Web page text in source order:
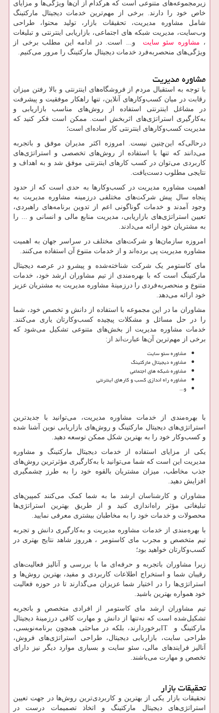
زیرمجموعه‌های متنوعی است که هرکدام از آن‌ها ویژگی‌ها و مزایای
خاص خود را دارند. برخی از مهم‌ترین خدمات دیجیتال مارکتینگ
شامل مشاوره مدیریت، تحقیقات بازار، تولید محتوا، طراحی
وب‌سایت، مدیریت شبکه های اجتماعی، بازاریابی اینترنتی و تبلیغات
، مشاوره سئو سایت و... است. در ادامه این مطلب برخی از
ویژگی‌های منحصربه‌فرد خدمات دیجیتال مارکتینگ را مرور می‌کنیم.
مشاوره مدیریت
با توجه به استقبال مردم از فروشگاه‌های اینترنتی و بالا رفتن میزان
رقابت در میان کسب‌وکارهای آنلاین، تنها راهکار موفقیت و پیشرفت
در مشاغل اینترنتی استفاده از روش‌های مناسب بازاریابی و
به‌کارگیری استراتژی‌های اثربخش است. ممکن است فکر کنید که
مدیریت کسب‌وکارهای اینترنتی کار ساده‌ای است؛
درحالی‌که این‌چنین نیست. امروزه اکثر مدیران موفق و باتجربه
می‌دانند که تنها با استفاده از روش‌های تخصصی و استراتژی‌های
کاربردی می‌توان در کسب کارهای اینترنتی موفق شد و به اهداف و
نتایجی مطلوب دست‌یافت.
اهمیت مشاوره مدیریت در کسب‌وکارها به حدی است که از حدود
پنجاه سال پیش شرکت‌های مختلفی درزمینه مشاوره مدیریت به
وجود آمدند و خدمات گوناگونی اعم از تدوین برنامه‌های راهبردی،
تعیین استراتژی‌های بازاریابی، مدیریت منابع مالی و انسانی و ... را
به مشتریان خود ارائه می‌دادند.
امروزه سازمان‌ها و شرکت‌های مختلف در سراسر جهان به اهمیت
مشاوره مدیریت پی برده‌اند و از خدمات متنوع آن استفاده می‌کنند.
مای کاستومر یک شرکت شناخته‌شده و پیشرو در عرصه دیجیتال
مارکتینگ است که با بهره‌مندی از تیم مشاوران ارشد خود، خدمات
متنوع و منحصربه‌فردی را درزمینهٔ مشاوره مدیریت به مشتریان عزیز
خود ارائه می‌دهد.
مشاوران ما در این مجموعه با استفاده از دانش و تخصص خود، شما
را در حل مسائل و مشکلات پیچیده کسب‌وکارتان یاری می‌کنند.
خدمات مشاوره مدیریت از بخش‌های متنوعی تشکیل می‌شود که
برخی از مهم‌ترین آن‌ها عبارت‌اند از:
مشاوره سئو سایت
مشاوره دیجیتال مارکتینگ
مشاوره شبکه های اجتماعی
مشاوره راه اندازی کسب و کارهای اینترنتی
و...
با بهره‌مندی از خدمات مشاوره مدیریت، می‌توانید با جدیدترین
استراتژی‌های دیجیتال مارکتینگ و روش‌های بازاریابی نوین آشنا شده
و کسب‌وکار خود را به بهترین شکل ممکن توسعه دهید.
یکی از مزایای استفاده از خدمات دیجیتال مارکتینگ و مشاوره
مدیریت این است که شما می‌توانید با به‌کارگیری مؤثرترین روش‌های
جذب مخاطب، میزان مشتریان بالقوه خود را به طرز چشمگیری
افزایش دهید.
مشاوران و کارشناسان ارشد ما به شما کمک می‌کنند کمپین‌های
تبلیغاتی مؤثر راه‌اندازی کنید و از طریق بهترین استراتژی‌ها
محصولات و خدمات خود را به مخاطبان بیشتری معرفی نمایید.
با بهره‌مندی از خدمات مشاوره مدیریت و به‌کارگیری دانش و تجربه
تیم متخصص و مجرب مای کاستومر ، هرروز شاهد نتایج بهتری در
کسب‌وکارتان خواهید بود؛
زیرا مشاوران باتجربه و حرفه‌ای ما با بررسی و آنالیز فعالیت‌های
رقیبان شما و استخراج اطلاعات کاربردی و مفید، بهترین روش‌ها و
استراتژی‌ها را در اختیار شما عزیزان می‌گذارند تا در حوزه فعالیت
خود همواره بهترین باشید.
تیم مشاوران ارشد مای کاستومر از افرادی متخصص و باتجربه
تشکیل‌شده است که نه‌تنها از دانش و مهارت کافی درزمینهٔ دیجیتال
مارکتینگ و
ITبرخوردارند، بلکه در مباحثی همچون برنامه‌نویسی،
طراحی سایت، بازاریابی دیجیتال، طراحی استراتژی‌های فروش،
آنالیز فرایندهای مالی، سئو سایت و بسیاری موارد دیگر نیز دارای
تخصص و مهارت می‌باشند.
تحقیقات بازار
تحقیقات بازار یکی از بهترین و کاربردی‌ترین روش‌ها در جهت تعیین
استراتژی‌های دیجیتال مارکتینگ و اتخاذ تصمیمات درست در